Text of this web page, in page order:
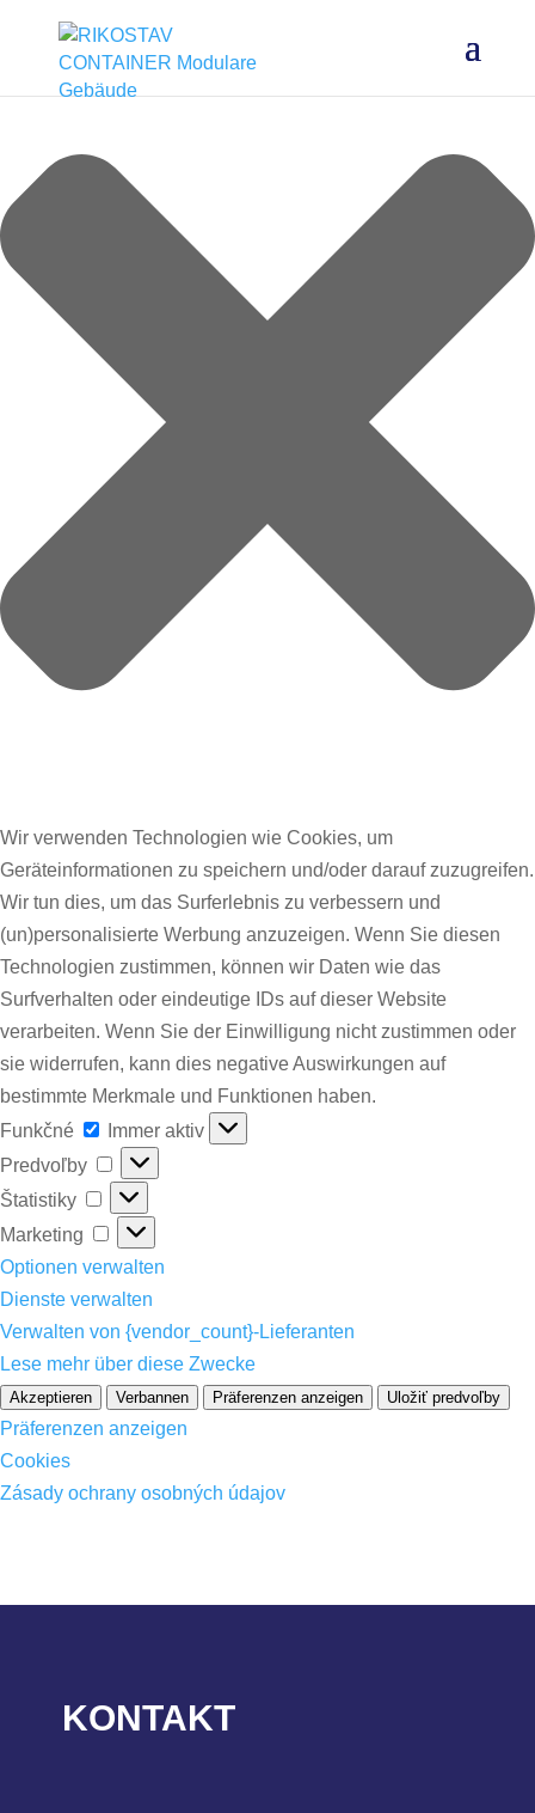
Wir verwenden Technologien wie Cookies, um
Geräteinformationen zu speichern und/oder darauf zuzugreifen.
Wir tun dies, um das Surferlebnis zu verbessern und
(un)personalisierte Werbung anzuzeigen. Wenn Sie diesen
Technologien zustimmen, können wir Daten wie das
Surfverhalten oder eindeutige IDs auf dieser Website
verarbeiten. Wenn Sie der Einwilligung nicht zustimmen oder
sie widerrufen, kann dies negative Auswirkungen auf
bestimmte Merkmale und Funktionen haben.
Funkčné
Funkčné
Immer aktiv
Predvoľby
Predvoľby
Štatistiky
Štatistiky
Marketing
Marketing
Optionen verwalten
Dienste verwalten
Verwalten von {vendor_count}-Lieferanten
Lese mehr über diese Zwecke
Akzeptieren Verbannen Präferenzen anzeigen Uložiť predvoľby
Präferenzen anzeigen
Cookies
Zásady ochrany osobných údajov
KONTAKT